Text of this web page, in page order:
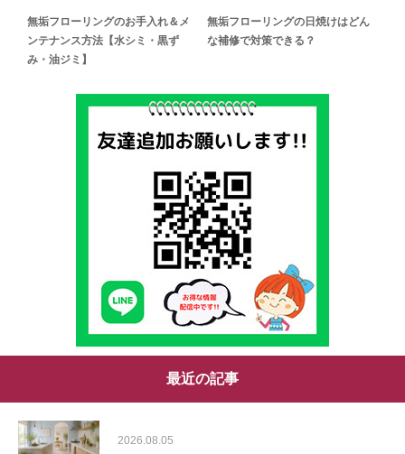
無垢フローリングのお手入れ＆メ
ンテナンス方法【水シミ・黒ず
み・油ジミ】
無垢フローリングの日焼けはどん
な補修で対策できる？
最近の記事
2026.08.05